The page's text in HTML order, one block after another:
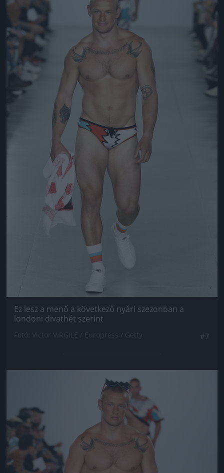
Ez lesz a menő a következő nyári szezonban a
londoni divathét szerint
Jön még kép!